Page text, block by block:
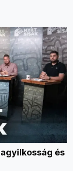
és